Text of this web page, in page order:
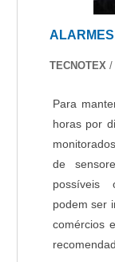
TECNOTEX /
Para
horas por
de
possíveis
podem ser
comércios